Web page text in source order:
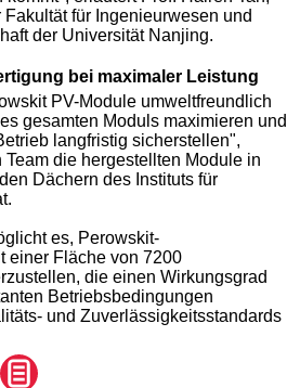
für Ingenieurwesen und
der Universität Nanjing.
bei maximaler Leistung
PV-Module umweltfreundlich
gesamten Moduls maximieren und
langfristig sicherstellen",
die hergestellten Module in
Dächern des Instituts für
es, Perowskit-
einer Fläche von 7200
die einen Wirkungsgrad
Betriebsbedingungen
und Zuverlässigkeitsstandards